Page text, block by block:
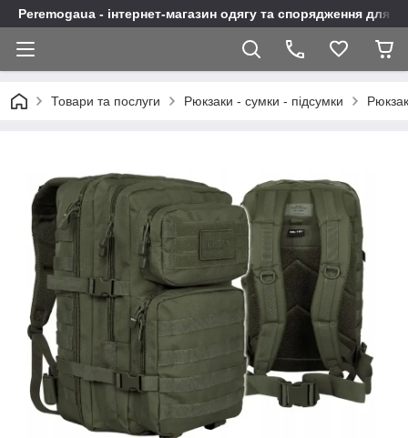
Peremogaua - інтернет-магазин одягу та спорядження для
Товари та послуги Рюкзаки - сумки - підсумки